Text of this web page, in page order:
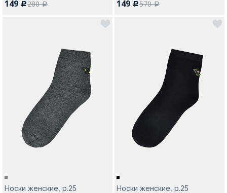
149 c280a 149 c570a
Носки женские, р.25 Носки женские, р.25